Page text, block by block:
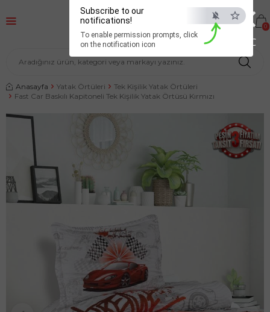
×
ESC
Subscribe to our
notifications!
To enable permission prompts, click
on the notification icon
0
Anasayfa Yatak Örtüleri
Tek Kişilik Yatak Örtüleri
Fast Car Baskılı Kapitoneli Tek Kişilik Yatak Örtüsü Kırmızı